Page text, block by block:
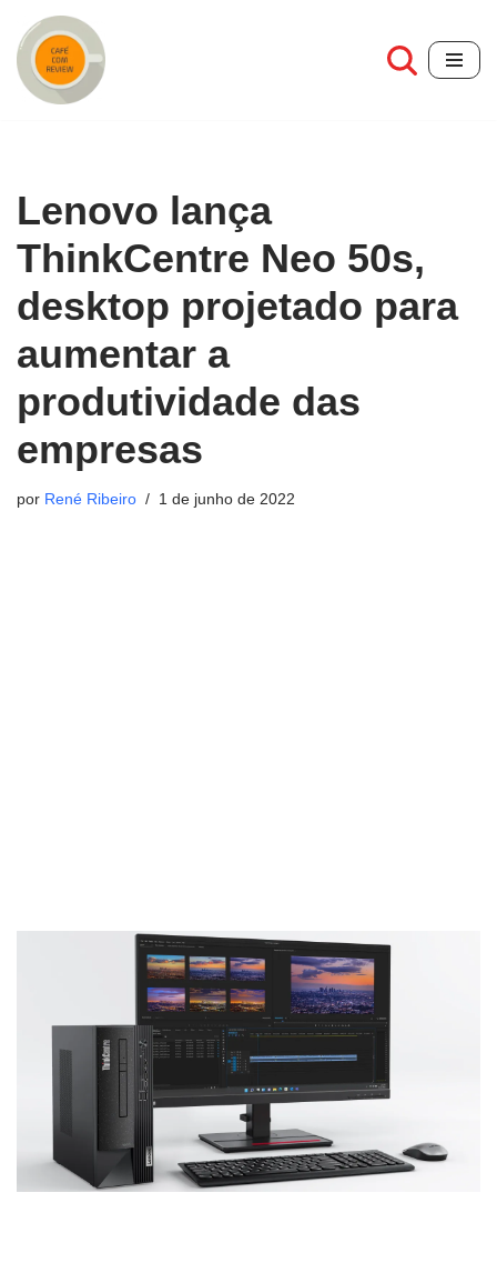
Pular
para
Lenovo lança
ThinkCentre Neo 50s,
desktop projetado para
aumentar a
produtividade das
empresas
por René Ribeiro 1 de junho de 2022